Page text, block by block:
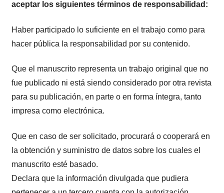
aceptar los siguientes términos de responsabilidad:
Haber participado lo suficiente en el trabajo como para
hacer pública la responsabilidad por su contenido.
Que el manuscrito representa un trabajo original que no
fue publicado ni está siendo considerado por otra revista
para su publicación, en parte o en forma íntegra, tanto
impresa como electrónica.
Que en caso de ser solicitado, procurará o cooperará en
la obtención y suministro de datos sobre los cuales el
manuscrito esté basado.
Declara que la información divulgada que pudiera